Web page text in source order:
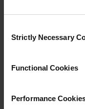
Selection
Strictly Necessary
Functional Cookies
Performance
ラリア州で古代
この地を守り
の歴史と、過
表します。また